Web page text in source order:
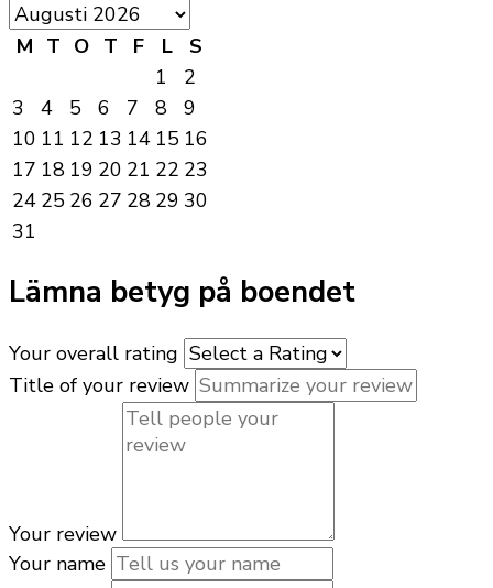
M T O T F L
S
1
2
3
4 5 6 7 8
9
10 11 12 13 14 15 16
17 18 19 20 21 22 23
24 25 26 27 28 29 30
31
Lämna betyg på boendet
Your overall rating
Title of your review
Your review
Your name